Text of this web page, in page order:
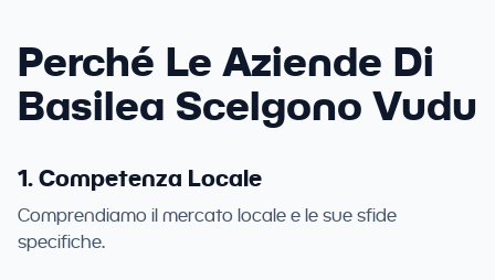
Perché Le Aziende Di
Basilea Scelgono Vudu
1. Competenza Locale
Comprendiamo il mercato locale e le sue sfide
specifiche.